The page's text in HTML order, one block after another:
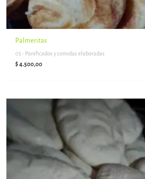
Palmeritas
05 - Panificados y comidas elaboradas
$4.500,00